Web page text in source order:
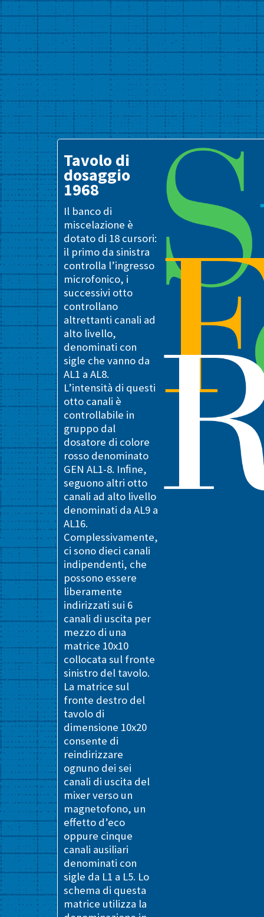
Tavolo di
dosaggio
1968
Il banco di
miscelazione è
dotato di 18 cursori:
il primo da sinistra
controlla l’ingresso
microfonico, i
successivi otto
controllano
altrettanti canali ad
alto livello,
denominati con
sigle che vanno da
AL1 a AL8.
L’intensità di questi
otto canali è
controllabile in
gruppo dal
dosatore di colore
rosso denominato
GEN AL1-8. Inﬁne,
seguono altri otto
canali ad alto livello
denominati da AL9 a
AL16.
Complessivamente,
ci sono dieci canali
indipendenti, che
possono essere
liberamente
indirizzati sui 6
canali di uscita per
mezzo di una
matrice 10x10
collocata sul fronte
sinistro del tavolo.
La matrice sul
fronte destro del
tavolo di
dimensione 10x20
consente di
reindirizzare
ognuno dei sei
canali di uscita del
mixer verso un
magnetofono, un
effetto d’eco
oppure cinque
canali ausiliari
denominati con
sigle da L1 a L5. Lo
schema di questa
matrice utilizza la